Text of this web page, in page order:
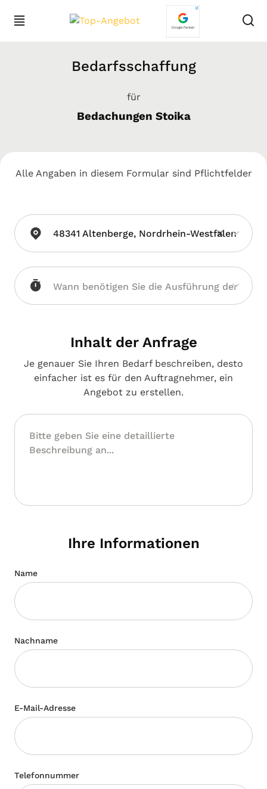
Bedarfsschaffung
für
Bedachungen Stoika
Alle Angaben in diesem Formular sind Pflichtfelder
48341 Altenberge, Nordrhein-Westfalen
×
Inhalt der Anfrage
Je genauer Sie Ihren Bedarf beschreiben, desto
einfacher ist es für den Auftragnehmer, ein
Angebot zu erstellen.
Ihre Informationen
Name
Nachname
E-Mail-Adresse
Telefonnummer